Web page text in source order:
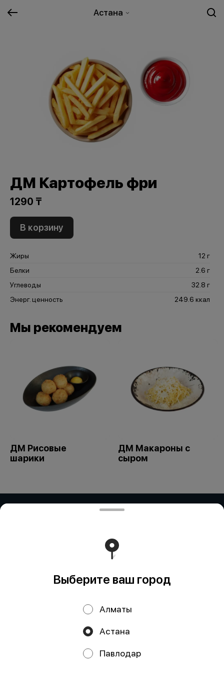
Астана
ДМ Картофель фри
1290 ₸
В корзину
Жиры
12 г
Белки
2.6 г
Углеводы
32.8 г
Энерг. ценность
249.6 ккал
Мы рекомендуем
ДМ Рисовые
шарики
ДМ Макароны с
сыром
ИП Дубинина / ИП Збирун / ИП ART
БИН:871015450730 ИП ART COR - БИН:970312451058
Работает на эффективном ядре
Политика конфиденциальности
Выберите ваш город
Алматы
Астана
Павлодар